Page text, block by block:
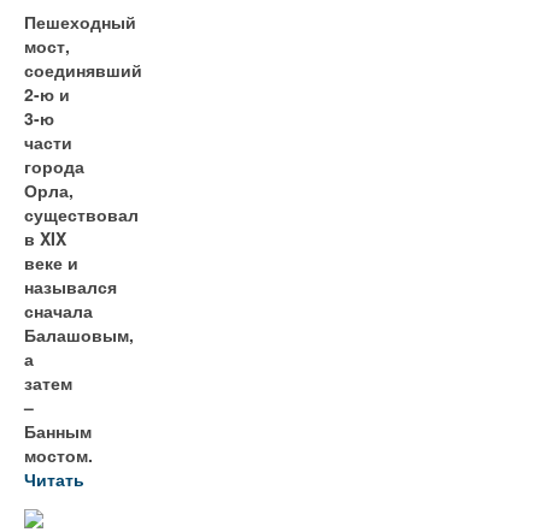
Пешеходный
мост,
соединявший
2-ю и
3-ю
части
города
Орла,
существовал
в XIX
веке и
назывался
сначала
Балашовым,
а
затем
–
Банным
мостом.
Читать